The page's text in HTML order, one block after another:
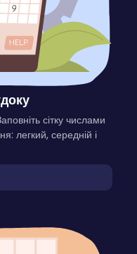
сітку числами
легкий, середній і